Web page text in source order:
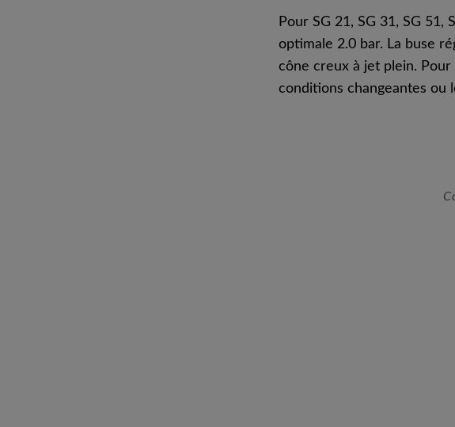
Pour SG 21, SG 31, SG 51,
optimale 2.0 bar. La buse
cône creux à jet plein.
conditions changeantes ou